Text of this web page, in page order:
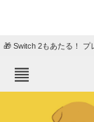
🎁 Switch 2もあたる！ プ